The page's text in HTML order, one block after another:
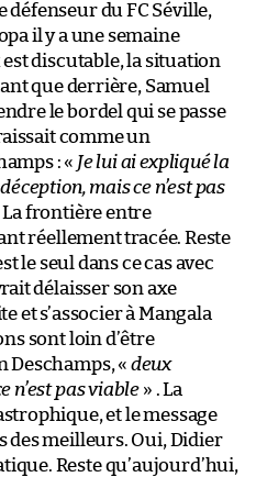
du FC Séville,
il y a une semaine
discutable, la situation
que derrière, Samuel
le bordel qui se passe
comme un
: « Je lui ai expliqué la
mais ce n’est pas
La frontière entre
réellement tracée. Reste
le seul dans ce cas avec
délaisser son axe
et s’associer à Mangala
sont loin d’être
Deschamps, « deux
n’est pas viable » . La
et le message
des meilleurs. Oui, Didier
Reste qu’aujourd’hui,